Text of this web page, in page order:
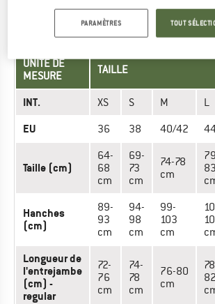
PANTALONS - FEMME
UNITÉ DE
MESURE
TAILLE
INT. XS S M L
EU 36 38 40/42
Taille (cm)
64-
68
cm
69-
73
cm
74-78
cm
83
Hanches
(cm)
89-
93
cm
94-
98
cm
99-
103
cm
Longueur de
l'entrejambe
(cm) -
regular
72-
76
cm
74-
78
cm
76-80
cm
82
PARAMÈTRES TOUT